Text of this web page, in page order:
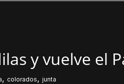
y vuelve el
, colorados,junta